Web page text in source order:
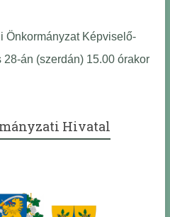
Önkormányzat Képviselő-
án (szerdán) 15.00 órakor
Hivatal